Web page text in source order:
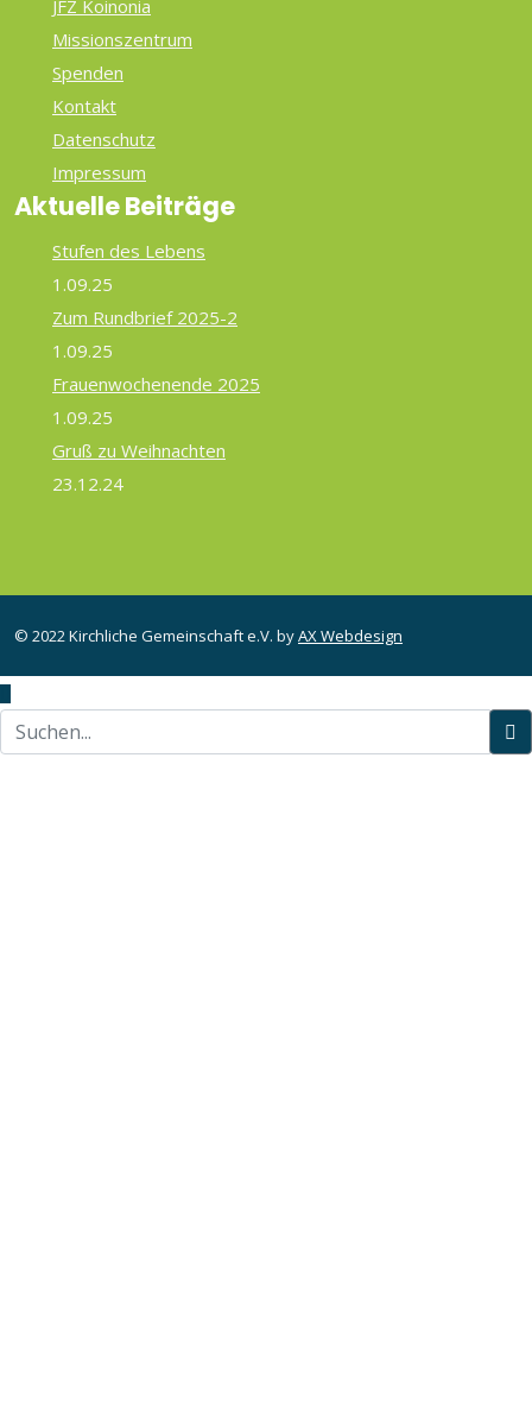
JFZ Koinonia
Missionszentrum
Spenden
Kontakt
Datenschutz
Impressum
Aktuelle Beiträge
Stufen des Lebens
1.09.25
Zum Rundbrief 2025-2
1.09.25
Frauenwochenende 2025
1.09.25
Gruß zu Weihnachten
23.12.24
© 2022 Kirchliche Gemeinschaft e.V. byAX Webdesign